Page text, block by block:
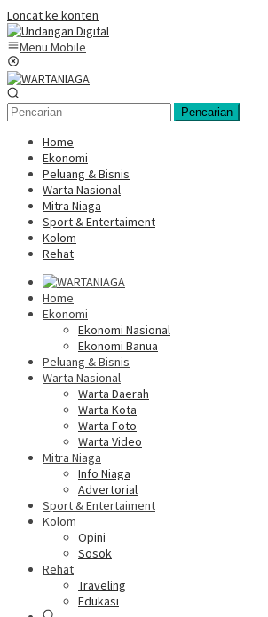
Loncat ke konten
Menu Mobile
Pencarian
Home
Ekonomi
Peluang & Bisnis
Warta Nasional
Mitra Niaga
Sport & Entertaiment
Kolom
Rehat
Home
Ekonomi
Ekonomi Nasional
Ekonomi Banua
Peluang & Bisnis
Warta Nasional
Warta Daerah
Warta Kota
Warta Foto
Warta Video
Mitra Niaga
Info Niaga
Advertorial
Sport & Entertaiment
Kolom
Opini
Sosok
Rehat
Traveling
Edukasi